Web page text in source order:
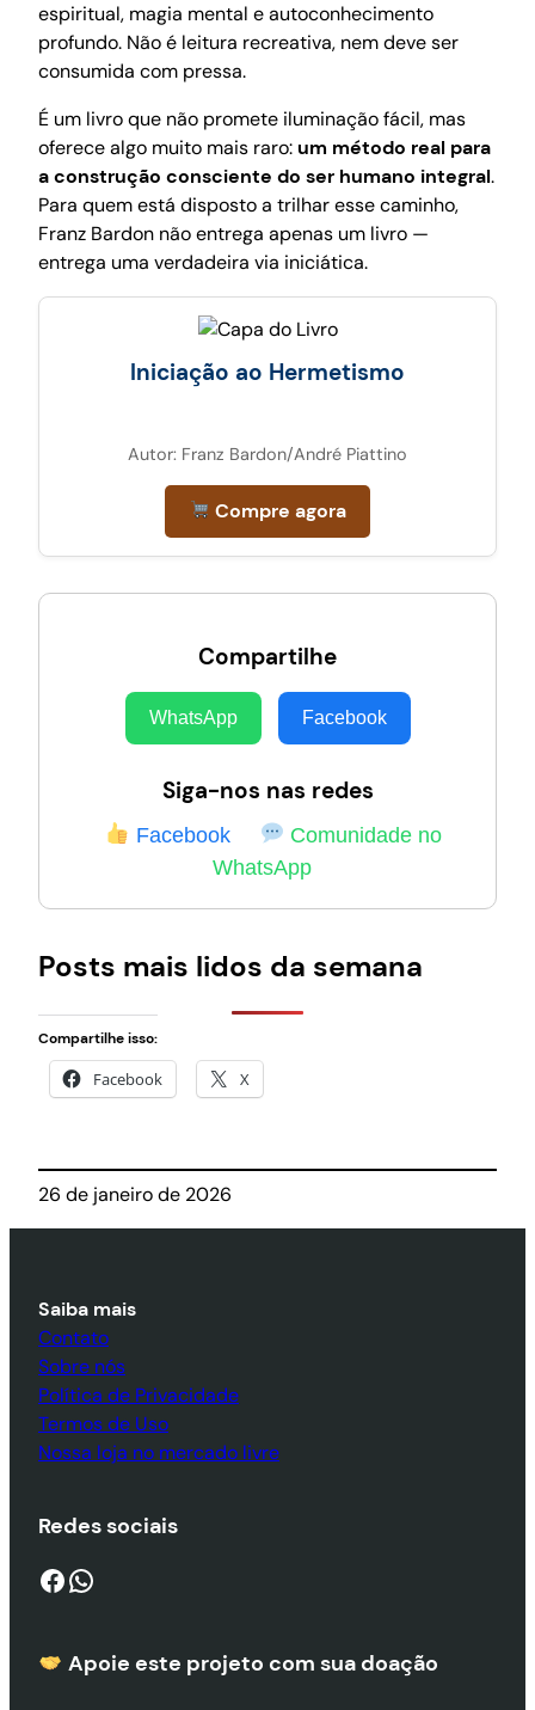
espiritual, magia mental e autoconhecimento
profundo. Não é leitura recreativa, nem deve ser
consumida com pressa.
É um livro que não promete iluminação fácil, mas
oferece algo muito mais raro:um método real para
a construção consciente do ser humano integral.
Para quem está disposto a trilhar esse caminho,
Franz Bardon não entrega apenas um livro —
entrega uma verdadeira via iniciática.
Iniciação ao Hermetismo
Autor: Franz Bardon/André Piattino
Compre agora
Compartilhe
WhatsApp Facebook
Siga-nos nas redes
Facebook
Comunidade no
WhatsApp
Posts mais lidos da semana
Compartilhe isso:
Facebook X
26 de janeiro de 2026
Saiba mais
Contato
Sobre nós
Política de Privacidade
Termos de Uso
Nossa loja no mercado livre
Redes sociais
Facebook WhatsApp
Apoie este projeto com sua doação